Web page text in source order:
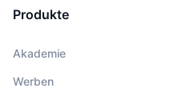
Produkte
Akademie
Werben